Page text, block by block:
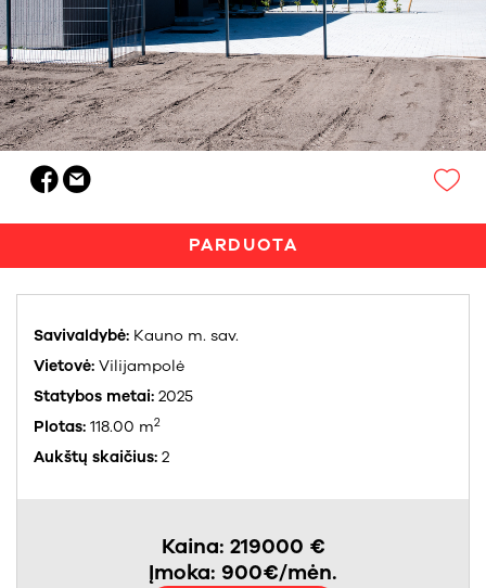
PARDUOTA
Savivaldybė: Kauno m. sav.
Vietovė: Vilijampolė
Statybos metai: 2025
Plotas: 118.00 m2
Aukštų skaičius: 2
Kaina: 219000 €
Įmoka: 900€/mėn.